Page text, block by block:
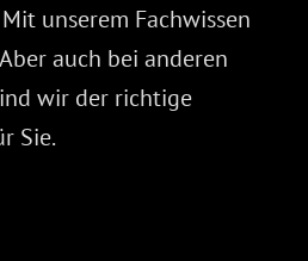
unserem Fachwissen
auch bei anderen
wir der richtige
Sie.